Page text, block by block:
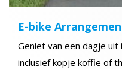
E-bike
Geniet van een dagje uit
inclusief kopje koffie of